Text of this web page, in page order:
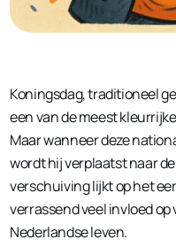
Koningsdag, traditioneel
een van de meest
Maar wanneer deze
wordt hij verplaatst naar
verschuiving lijkt op het
verrassend veel invloed
Nederlandse leven.